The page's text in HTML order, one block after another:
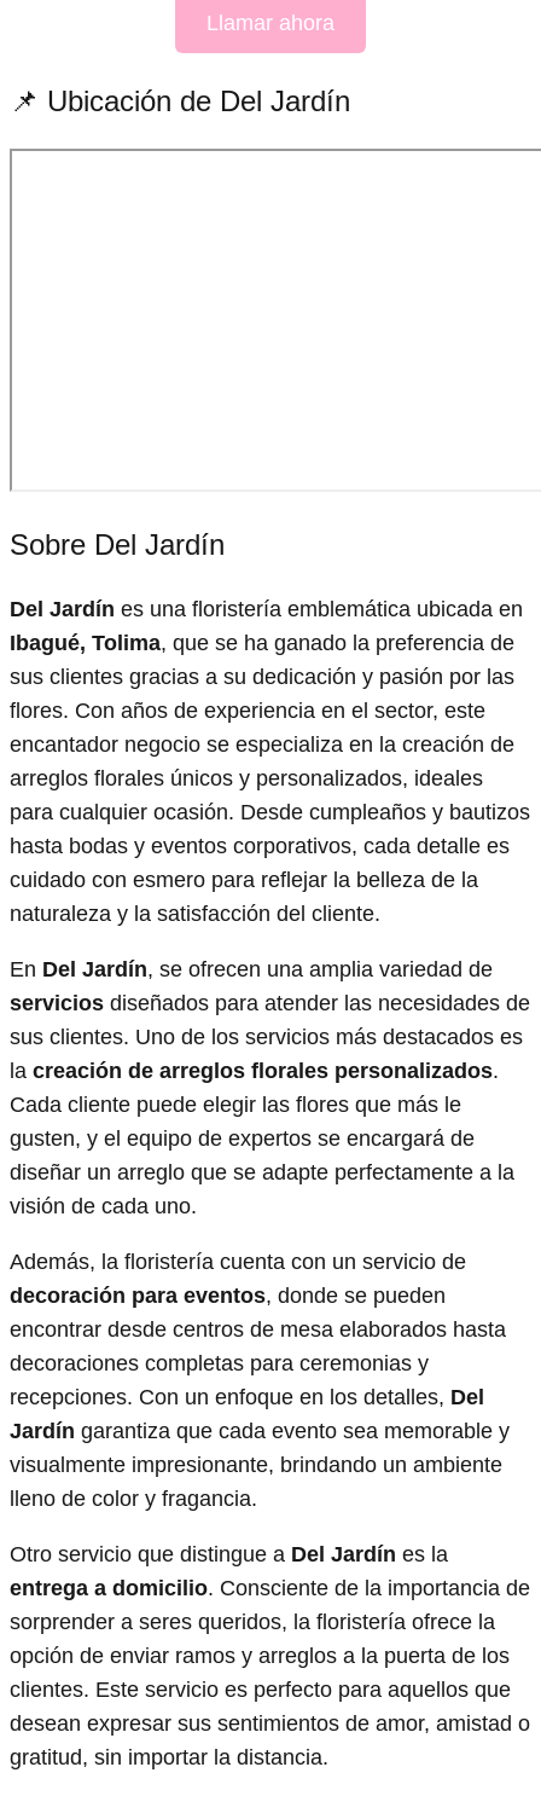
Llamar ahora
📌 Ubicación de Del Jardín
Sobre Del Jardín
Del Jardín es una floristería emblemática ubicada en
Ibagué, Tolima, que se ha ganado la preferencia de
sus clientes gracias a su dedicación y pasión por las
flores. Con años de experiencia en el sector, este
encantador negocio se especializa en la creación de
arreglos florales únicos y personalizados, ideales
para cualquier ocasión. Desde cumpleaños y bautizos
hasta bodas y eventos corporativos, cada detalle es
cuidado con esmero para reflejar la belleza de la
naturaleza y la satisfacción del cliente.
En Del Jardín, se ofrecen una amplia variedad de
servicios diseñados para atender las necesidades de
sus clientes. Uno de los servicios más destacados es
la creación de arreglos florales personalizados.
Cada cliente puede elegir las flores que más le
gusten, y el equipo de expertos se encargará de
diseñar un arreglo que se adapte perfectamente a la
visión de cada uno.
Además, la floristería cuenta con un servicio de
decoración para eventos, donde se pueden
encontrar desde centros de mesa elaborados hasta
decoraciones completas para ceremonias y
recepciones. Con un enfoque en los detalles, Del
Jardín garantiza que cada evento sea memorable y
visualmente impresionante, brindando un ambiente
lleno de color y fragancia.
Otro servicio que distingue a Del Jardín es la
entrega a domicilio. Consciente de la importancia de
sorprender a seres queridos, la floristería ofrece la
opción de enviar ramos y arreglos a la puerta de los
clientes. Este servicio es perfecto para aquellos que
desean expresar sus sentimientos de amor, amistad o
gratitud, sin importar la distancia.